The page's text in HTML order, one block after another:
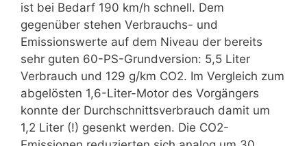
ist bei Bedarf 190 km/h schnell. Dem
gegenüber stehen Verbrauchs- und
Emissionswerte auf dem Niveau der bereits
sehr guten 60-PS-Grundversion: 5,5 Liter
Verbrauch und 129 g/km CO2. Im Vergleich zum
abgelösten 1,6-Liter-Motor des Vorgängers
konnte der Durchschnittsverbrauch damit um
1,2 Liter (!) gesenkt werden. Die CO2-